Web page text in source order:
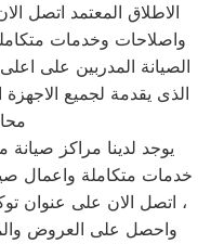
الاطلاق المعتمد اتصل
واصلاحات وخدمات
الصيانة المدربين على
الذى يقدمة لجميع
يوجد لدينا مراكز
خدمات متكاملة واعمال
، اتصل الان على عنوان
واحصل على العروض